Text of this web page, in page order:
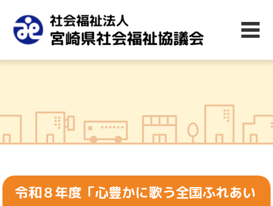
令和８年度「心豊かに歌う全国ふれあい